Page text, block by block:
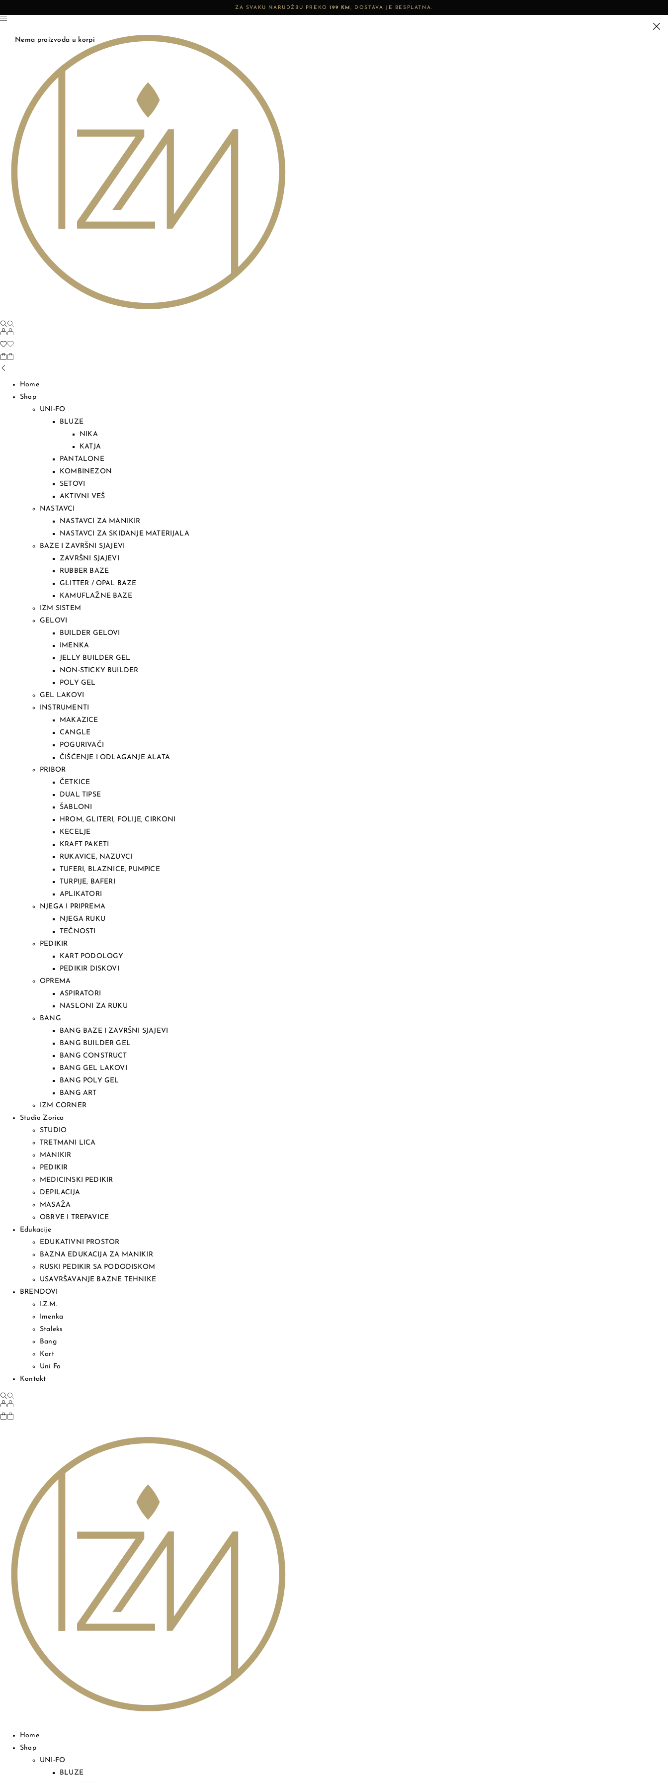
ZA SVAKU NARUDŽBU PREKO199 KM, DOSTAVA JE BESPLATNA.
Nema proizvoda u korpi
Home
Shop
UNI-FO
BLUZE
NIKA
KATJA
PANTALONE
KOMBINEZON
SETOVI
AKTIVNI VEŠ
NASTAVCI
NASTAVCI ZA MANIKIR
NASTAVCI ZA SKIDANJE MATERIJALA
BAZE I ZAVRŠNI SJAJEVI
ZAVRŠNI SJAJEVI
RUBBER BAZE
GLITTER / OPAL BAZE
KAMUFLAŽNE BAZE
IZM SISTEM
GELOVI
BUILDER GELOVI
IMENKA
JELLY BUILDER GEL
NON-STICKY BUILDER
POLY GEL
GEL LAKOVI
INSTRUMENTI
MAKAZICE
CANGLE
POGURIVAČI
ČIŠĆENJE I ODLAGANJE ALATA
PRIBOR
ČETKICE
DUAL TIPSE
ŠABLONI
HROM, GLITERI, FOLIJE, CIRKONI
KECELJE
KRAFT PAKETI
RUKAVICE, NAZUVCI
TUFERI, BLAZNICE, PUMPICE
TURPIJE, BAFERI
APLIKATORI
NJEGA I PRIPREMA
NJEGA RUKU
TEČNOSTI
PEDIKIR
KART PODOLOGY
PEDIKIR DISKOVI
OPREMA
ASPIRATORI
NASLONI ZA RUKU
BANG
BANG BAZE I ZAVRŠNI SJAJEVI
BANG BUILDER GEL
BANG CONSTRUCT
BANG GEL LAKOVI
BANG POLY GEL
BANG ART
IZM CORNER
Studio Zorica
STUDIO
TRETMANI LICA
MANIKIR
PEDIKIR
MEDICINSKI PEDIKIR
DEPILACIJA
MASAŽA
OBRVE I TREPAVICE
Edukacije
EDUKATIVNI PROSTOR
BAZNA EDUKACIJA ZA MANIKIR
RUSKI PEDIKIR SA PODODISKOM
USAVRŠAVANJE BAZNE TEHNIKE
BRENDOVI
I.Z.M.
Imenka
Staleks
Bang
Kart
Uni Fo
Kontakt
Home
Shop
UNI-FO
BLUZE